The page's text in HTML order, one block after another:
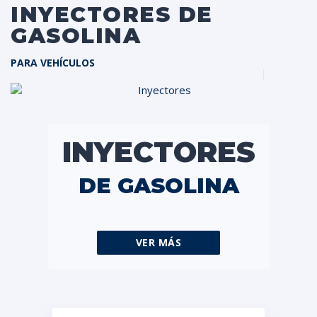
INYECTORES DE
GASOLINA
PARA VEHÍCULOS
INYECTORES
DE GASOLINA
VER MÁS